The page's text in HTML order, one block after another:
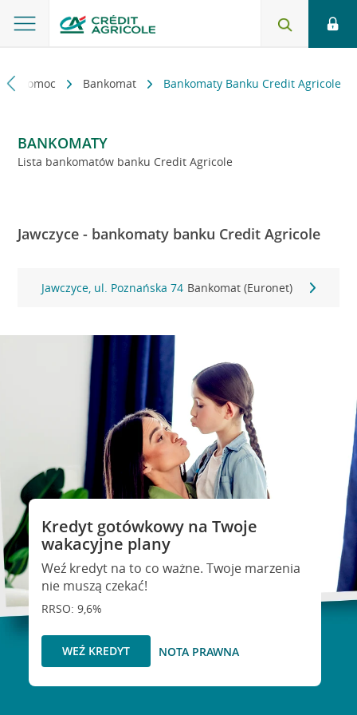
i pomoc Bankomat Bankomaty Banku Credit Agricole
BANKOMATY
Lista bankomatów banku Credit Agricole
Jawczyce - bankomaty banku Credit Agricole
Jawczyce, ul. Poznańska 74 Bankomat (Euronet)
Kredyt gotówkowy na Twoje
wakacyjne plany
Weź kredyt na to co ważne. Twoje marzenia
nie muszą czekać!
RRSO: 9,6%
WEŹ KREDYT NOTA PRAWNA